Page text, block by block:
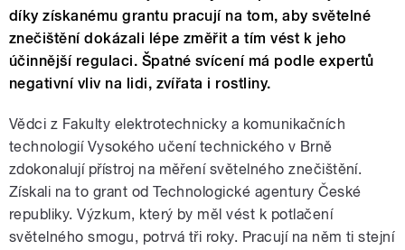
díky získanému grantu pracují na tom, aby světelné
znečištění dokázali lépe změřit a tím vést k jeho
účinnější regulaci. Špatné svícení má podle expertů
negativní vliv na lidi, zvířata i rostliny.
Vědci z Fakulty elektrotechnicky a komunikačních
technologií Vysokého učení technického v Brně
zdokonalují přístroj na měření světelného znečištění.
Získali na to grant od Technologické agentury České
republiky. Výzkum, který by měl vést k potlačení
světelného smogu, potrvá tři roky. Pracují na něm ti stejní